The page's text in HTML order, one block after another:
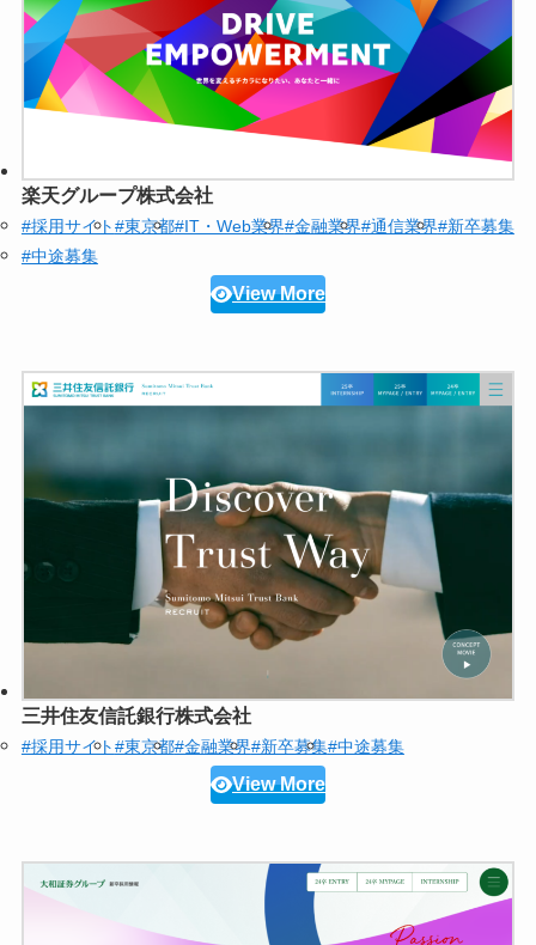
楽天グループ株式会社
#採用サイト#東京都#IT・Web業界#金融業界#通信業界#新卒募集
#中途募集
View More
三井住友信託銀行株式会社
#採用サイト#東京都#金融業界#新卒募集#中途募集
View More